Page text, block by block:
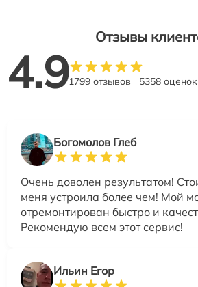
Отзывы
4.91799 отзывов 5358 оценок
Богомолов Глеб
Очень доволен результатом!
меня устроила более чем! Мой
отремонтирован быстро и
Рекомендую всем этот сервис!
Ильин Егор